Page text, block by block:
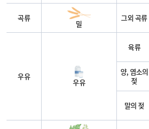
곡류
밀
그외 곡류
우유
우유
육류
양, 염소의
젖
말의 젖